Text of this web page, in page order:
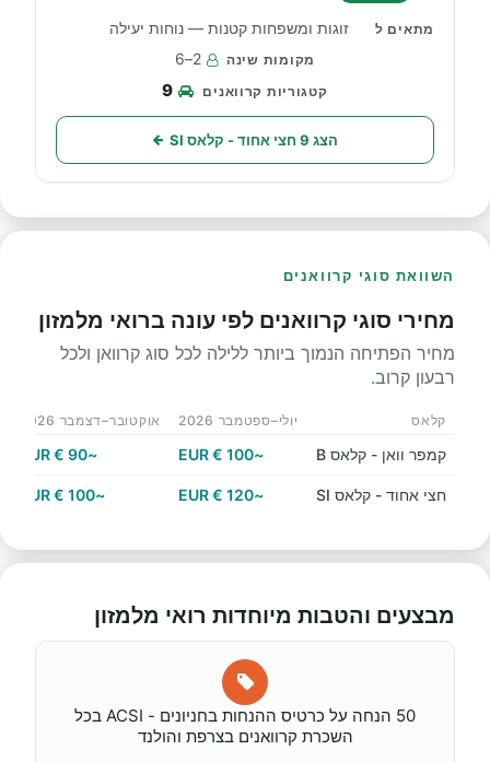
זוגות ומשפחות קטנות — נוחות יעילה
2–6
9
הצג 9 חצי אחוד - קלאס SI
השוואת סוגי קרוואנים
מחירי סוגי קרוואנים לפי עונה ברואי מלמזון
מחיר הפתיחה הנמוך ביותר ללילה לכל סוג קרוואן ולכל
רבעון קרוב.
קלאס יולי–ספטמבר 2026 אוקטובר–דצמבר 2026
קמפר וואן - קלאס B ~100 € EUR
~90 € EUR
חצי אחוד - קלאס SI ~120 € EUR
~100 € EUR
מבצעים והטבות מיוחדות רואי מלמזון
50 הנחה על כרטיס ההנחות בחניונים - ACSI בכל
השכרת קרוואנים בצרפת והולנד